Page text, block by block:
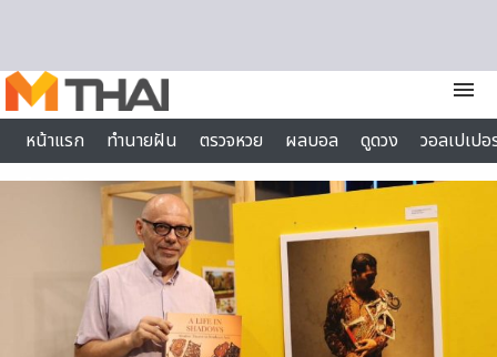
menu
หน้าแรก
ทำนายฝัน ตรวจหวย ผลบอล ดูดวง
วอลเปเป
ไลฟ์สไตล์